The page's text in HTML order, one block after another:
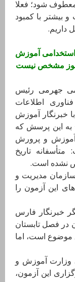
شود؛ فعلا
با کمبود
داریم.
استخدامی آموزش
مشخص نیست
جهرمی رئیس
اطلاعات
خبرنگار آموزش
این پرسش که
آموزش و پرورش
تاریخ
نشده است.
مدیریت و
این آزمون را
خبرنگار فارس
در فصل تابستان
موضوع است، اما
وزارت آموزش و
این آزمون،